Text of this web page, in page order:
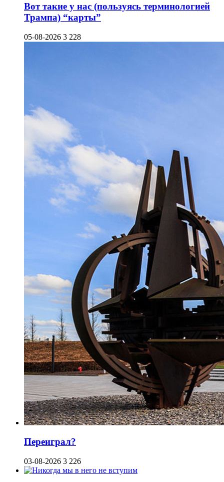
Вот такие у нас (пользуясь терминологией
Трампа) “карты”
05-08-2026 3 228
Переиграл?
03-08-2026 3 226